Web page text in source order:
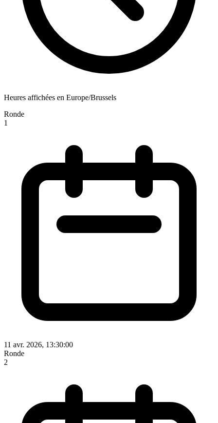
Heures affichées en Europe/Brussels
Ronde
1
11 avr. 2026, 13:30:00
Ronde
2